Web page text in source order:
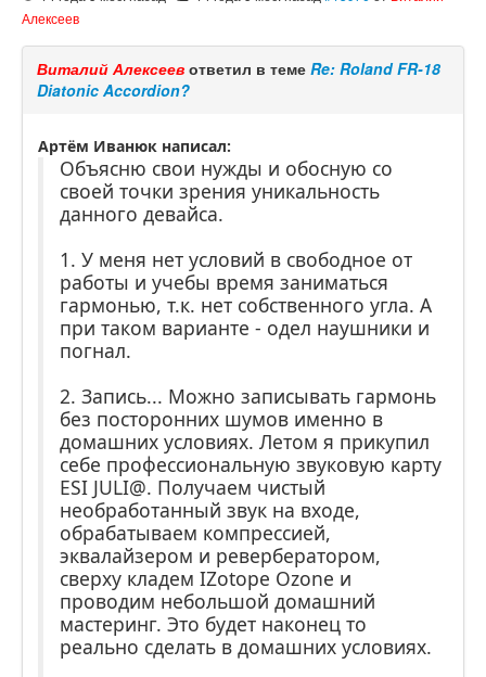
Алексеев
Виталий Алексеев ответил в теме Re: Roland FR-18
Diatonic Accordion?
Артём Иванюк написал:
Объясню свои нужды и обосную со
своей точки зрения уникальность
данного девайса.
1. У меня нет условий в свободное от
работы и учебы время заниматься
гармонью, т.к. нет собственного угла. А
при таком варианте - одел наушники и
погнал.
2. Запись... Можно записывать гармонь
без посторонних шумов именно в
домашних условиях. Летом я прикупил
себе профессиональную звуковую карту
ESI JULI@. Получаем чистый
необработанный звук на входе,
обрабатываем компрессией,
эквалайзером и ревербератором,
сверху кладем IZotope Ozone и
проводим небольшой домашний
мастеринг. Это будет наконец то
реально сделать в домашних условиях.